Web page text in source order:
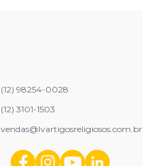
(12) 98254-0028
(12) 3101-1503
vendas@lvartigosreligiosos.com.br